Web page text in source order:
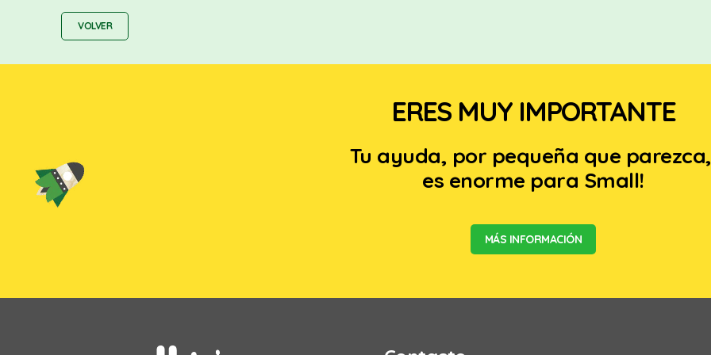
VOLVER
ERES MUY IMPORTANTE
Tu ayuda, por pequeña que
es enorme para Small!
MÁS INFORMACIÓN